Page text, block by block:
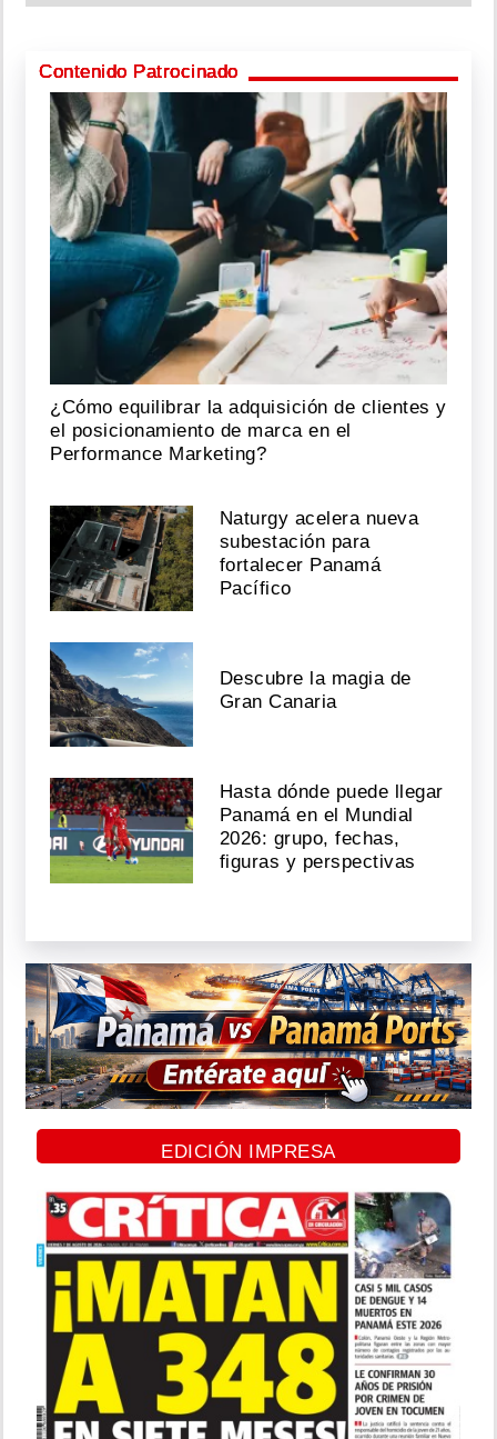
Contenido Patrocinado
¿Cómo equilibrar la adquisición de clientes y
el posicionamiento de marca en el
Performance Marketing?
Naturgy acelera nueva
subestación para
fortalecer Panamá
Pacífico
Descubre la magia de
Gran Canaria
Hasta dónde puede llegar
Panamá en el Mundial
2026: grupo, fechas,
figuras y perspectivas
EDICIÓN IMPRESA